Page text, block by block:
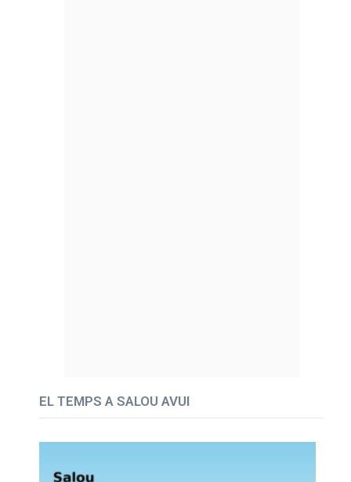
EL TEMPS A SALOU AVUI